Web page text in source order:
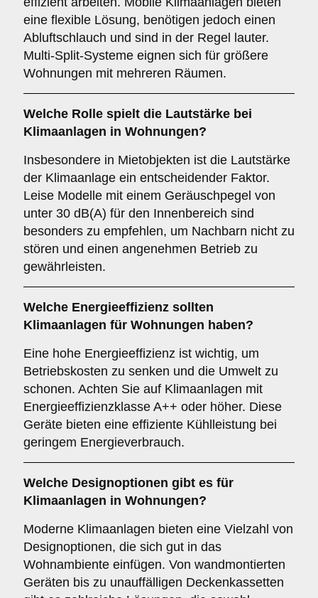
eine flexible Lösung, benötigen jedoch einen
Abluftschlauch und sind in der Regel lauter.
Multi-Split-Systeme eignen sich für größere
Wohnungen mit mehreren Räumen.
Welche Rolle spielt die Lautstärke bei
Klimaanlagen in Wohnungen?
Insbesondere in Mietobjekten ist die Lautstärke
der Klimaanlage ein entscheidender Faktor.
Leise Modelle mit einem Geräuschpegel von
unter 30 dB(A) für den Innenbereich sind
besonders zu empfehlen, um Nachbarn nicht zu
stören und einen angenehmen Betrieb zu
gewährleisten.
Welche Energieeffizienz sollten
Klimaanlagen für Wohnungen haben?
Eine hohe Energieeffizienz ist wichtig, um
Betriebskosten zu senken und die Umwelt zu
schonen. Achten Sie auf Klimaanlagen mit
Energieeffizienzklasse A++ oder höher. Diese
Geräte bieten eine effiziente Kühlleistung bei
geringem Energieverbrauch.
Welche Designoptionen gibt es für
Klimaanlagen in Wohnungen?
Moderne Klimaanlagen bieten eine Vielzahl von
Designoptionen, die sich gut in das
Wohnambiente einfügen. Von wandmontierten
Geräten bis zu unauffälligen Deckenkassetten